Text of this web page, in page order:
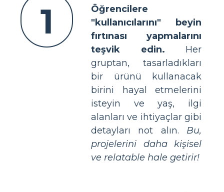
1
Öğrencilere
"kullanıcılarını" beyin
fırtınası yapmalarını
teşvik edin. Her
gruptan, tasarladıkları
bir ürünü kullanacak
birini hayal etmelerini
isteyin ve yaş, ilgi
alanları ve ihtiyaçlar gibi
detayları not alın. Bu,
projelerini daha kişisel
ve relatable hale getirir!